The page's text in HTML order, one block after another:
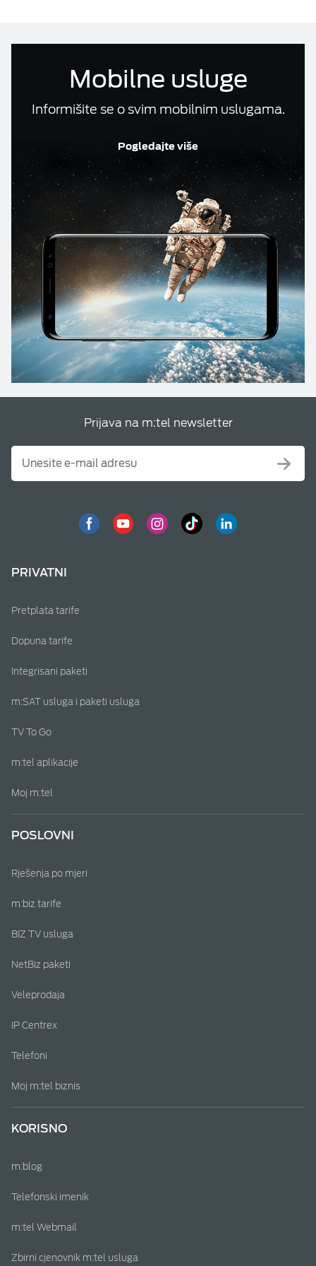
M:TEL APLIKACIJE
KONTAKT
Mobilne usluge
Informišite se o svim mobilnim uslugama.
Pogledajte više
Prijava na m:tel newsletter
PRIVATNI
Pretplata tarife
Dopuna tarife
Integrisani paketi
m:SAT usluga i paketi usluga
TV To Go
m:tel aplikacije
Moj m:tel
POSLOVNI
Rješenja po mjeri
m:biz tarife
BIZ TV usluga
NetBiz paketi
Veleprodaja
IP Centrex
Telefoni
Moj m:tel biznis
KORISNO
m:blog
Telefonski imenik
m:tel Webmail
Zbirni cjenovnik m:tel usluga